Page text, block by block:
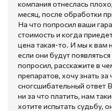
компания отнеслась
месяц, после обработки
На что попросил ваши
стоимость и когда
цена такая-то. И мы к вам
если они будут
попросил, расскажите в
препаратов, хочу знать
сногсшибательный
ни за что платить, нам
хотите испытать судьбу,